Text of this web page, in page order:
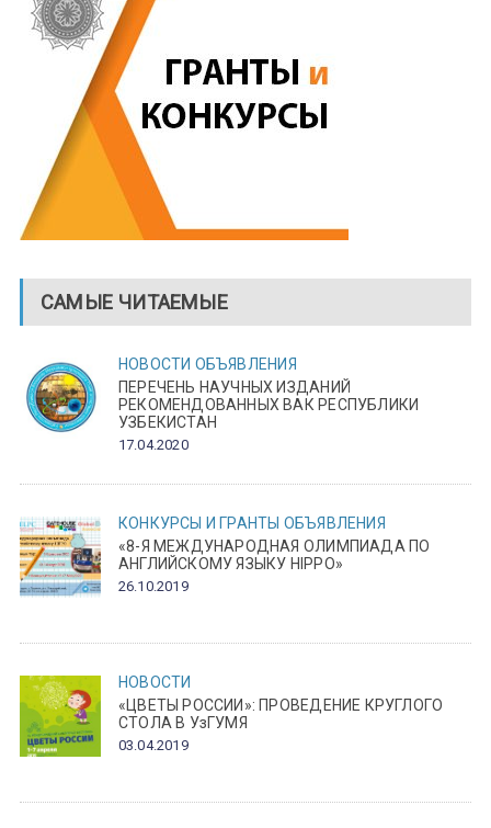
САМЫЕ ЧИТАЕМЫЕ
НОВОСТИ ОБЪЯВЛЕНИЯ
ПЕРЕЧЕНЬ НАУЧНЫХ ИЗДАНИЙ
РЕКОМЕНДОВАННЫХ ВАК РЕСПУБЛИКИ
УЗБЕКИСТАН
17.04.2020
КОНКУРСЫ И ГРАНТЫ ОБЪЯВЛЕНИЯ
«8-Я МЕЖДУНАРОДНАЯ ОЛИМПИАДА ПО
АНГЛИЙСКОМУ ЯЗЫКУ HIPPO»
26.10.2019
НОВОСТИ
«ЦВЕТЫ РОССИИ»: ПРОВЕДЕНИЕ КРУГЛОГО
СТОЛА В УзГУМЯ
03.04.2019